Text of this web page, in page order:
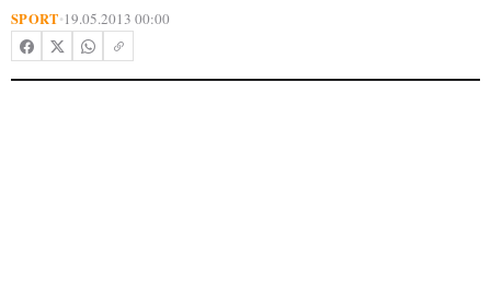
SPORT•19.05.2013 00:00